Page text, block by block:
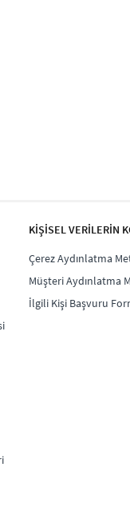
KİŞİSEL VERİLERİN
Çerez Aydınlatma
Müşteri Aydınlatma
İlgili Kişi Başvuru